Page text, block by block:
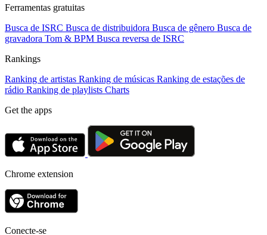
Ferramentas gratuitas
Busca de ISRC Busca de distribuidora Busca de gênero Busca de
gravadora Tom & BPM Busca reversa de ISRC
Rankings
Ranking de artistas Ranking de músicas Ranking de estações de
rádio Ranking de playlists Charts
Get the apps
Chrome extension
Conecte-se